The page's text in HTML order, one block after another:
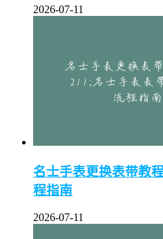
2026-07-11
名士手表更换表带教
程指南
2026-07-11